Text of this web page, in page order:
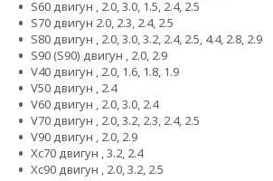
S60 двигун , 2.0, 3.0, 1.5, 2.4, 2.5
S70 двигун 2.0, 2.3, 2.4, 2.5
S80 двигун , 2.0, 3.0, 3.2, 2.4, 2.5, 4.4, 2.8, 2.9
S90 (S90) двигун , 2.0, 2.9
V40 двигун , 2.0, 1.6, 1.8, 1.9
V50 двигун , 2.4
V60 двигун , 2.0, 3.0, 2.4
V70 двигун , 2.0, 3.2, 2.3, 2.4, 2.5
V90 двигун , 2.0, 2.9
Xc70 двигун , 3.2, 2.4
Xc90 двигун , 2.0, 3.2, 2.5